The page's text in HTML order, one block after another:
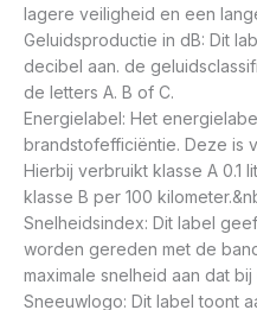
lagere veiligheid en een
Geluidsproductie in dB: Dit
decibel aan. de
de letters A. B of C.
Energielabel: Het
brandstofefficiëntie. Deze is
Hierbij verbruikt klasse A 0.1
klasse B per 100
Snelheidsindex: Dit label
worden gereden met de
maximale snelheid aan dat
Sneeuwlogo: Dit label toont